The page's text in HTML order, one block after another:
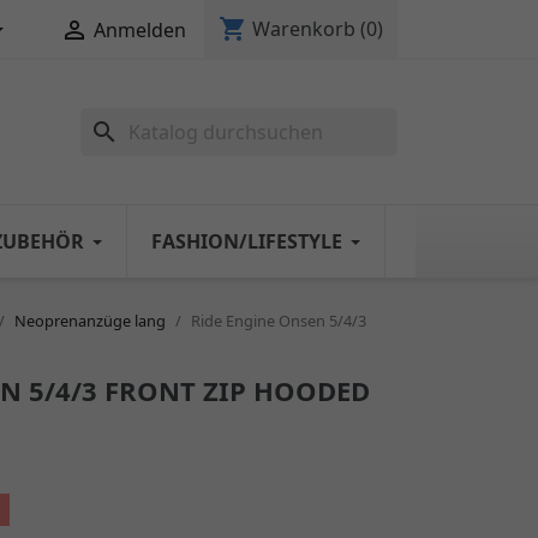
 Anmelden shopping_cart Warenkorb (0)
search
FASHION/LIFESTYLE
Neoprenanzüge lang
Ride Engine Onsen 5/4/3
5/4/3 FRONT ZIP HOODED